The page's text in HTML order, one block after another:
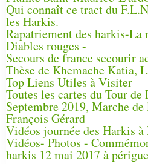
Qui connaît ce tract du
les Harkis.
Rapatriement des harkis-La
Diables rouges -
Secours de france secourir
Thèse de Khemache Katia,
Top Liens Utiles à Visiter
Toutes les cartes du Tour
Septembre 2019, Marche
François Gérard
Vidéos journée des Harkis
Vidéos- Photos -
harkis 12 mai 2017 à